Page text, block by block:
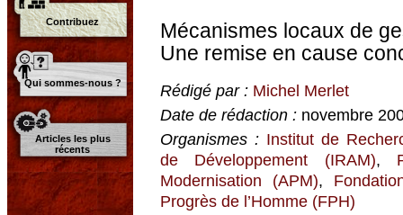
Contribuez
Qui sommes-nous ?
Articles les plus
récents
Mécanismes locaux de
Une remise en cause
Rédigé par : Michel Merlet
Date de rédaction : novembre
Organismes : Institut de
de Développement (IRAM),
Modernisation (APM),
Progrès de l’Homme (FPH)